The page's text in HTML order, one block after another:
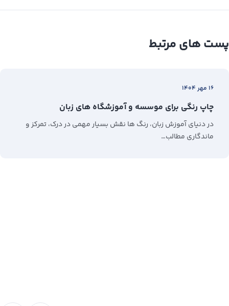
پست های مرتبط
۱۶ مهر ۱۴۰۴
چاپ رنگی برای موسسه و آموزشگاه های زبان
در دنیای آموزش زبان، رنگ‌ ها نقش بسیار مهمی در درک، تمرکز و
ماندگاری مطالب…